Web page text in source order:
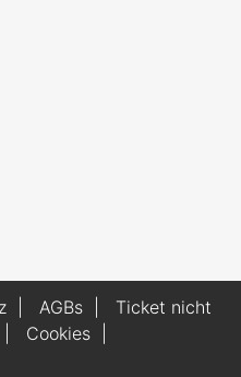
| AGBs| Ticket nicht
Cookies